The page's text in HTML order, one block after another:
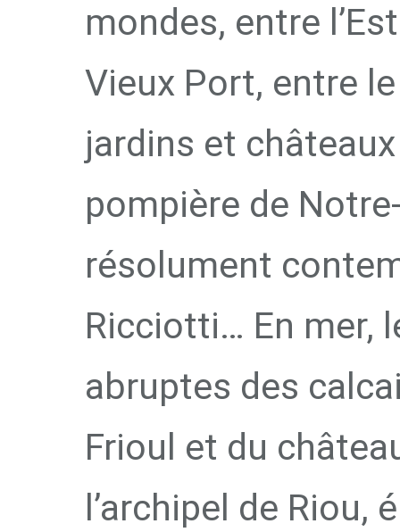
mondes, entre
Vieux Port, entre
jardins et
pompière de
résolument
Ricciotti… En mer,
abruptes des
Frioul et du
l’archipel de